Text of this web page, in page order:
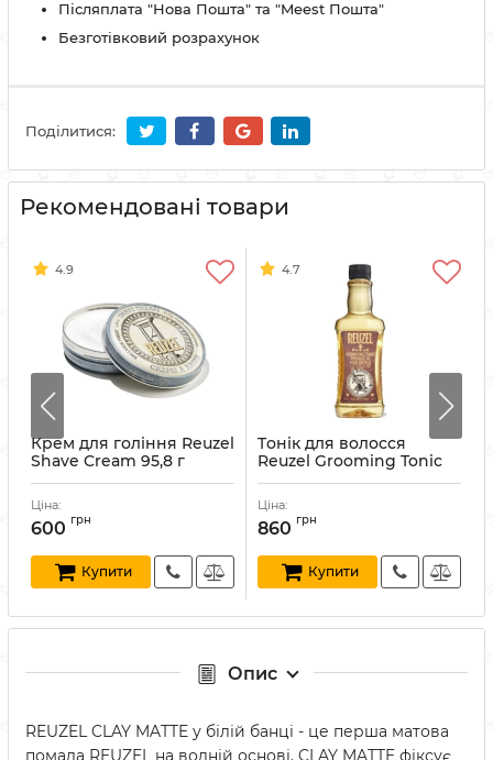
Післяплата "Нова Пошта" та "Meest Пошта"
Безготівковий розрахунок
Поділитися:
Рекомендовані товари
4.9
Крем для гоління Reuzel
Shave Cream 95,8 г
Артикул: 859847006344
Ціна:
600 грн
Купити
4.7
Tонік для волосся
Reuzel Grooming Tonic
350 мл
Артикул:
Ціна:
860 грн
Купити
Опис
REUZEL CLAY MATTE у білій банці - це перша матова
помада REUZEL на водній основі. CLAY MATTE фіксує